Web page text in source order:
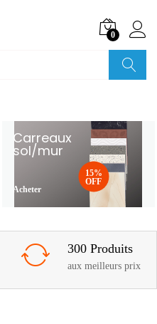
0
Carreaux
sol/mur
Acheter
15%
OFF
300 Produits
aux meilleurs prix